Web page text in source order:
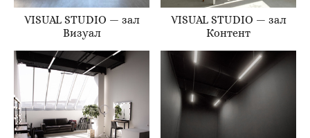
VISUAL STUDIO — зал
Визуал
VISUAL STUDIO — зал
Контент